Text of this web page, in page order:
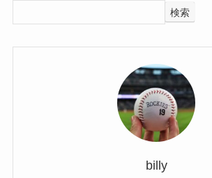
検索
billy